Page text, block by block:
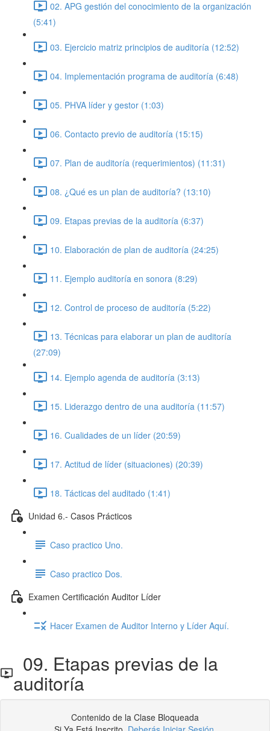
02. APG gestión del conocimiento de la organización
(5:41)
03. Ejercicio matriz principios de auditoría (12:52)
04. Implementación programa de auditoría (6:48)
05. PHVA líder y gestor (1:03)
06. Contacto previo de auditoría (15:15)
07. Plan de auditoría (requerimientos) (11:31)
08. ¿Qué es un plan de auditoría? (13:10)
09. Etapas previas de la auditoría (6:37)
10. Elaboración de plan de auditoría (24:25)
11. Ejemplo auditoría en sonora (8:29)
12. Control de proceso de auditoría (5:22)
13. Técnicas para elaborar un plan de auditoría
(27:09)
14. Ejemplo agenda de auditoría (3:13)
15. Liderazgo dentro de una auditoría (11:57)
16. Cualidades de un líder (20:59)
17. Actitud de líder (situaciones) (20:39)
18. Tácticas del auditado (1:41)
Unidad 6.- Casos Prácticos
Caso practico Uno.
Caso practico Dos.
Examen Certificación Auditor Líder
Hacer Examen de Auditor Interno y Líder Aquí.
09. Etapas previas de la
auditoría
Contenido de la Clase Bloqueada